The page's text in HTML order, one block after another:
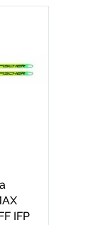
IFP